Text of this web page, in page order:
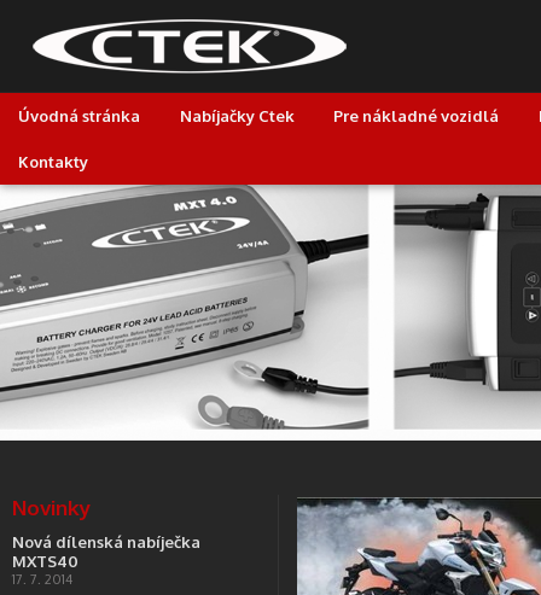
Úvodná stránka Nabíjačky Ctek Pre nákladné vozidlá
Kontakty
Novinky
Nová dílenská nabíječka
MXTS40
17. 7. 2014